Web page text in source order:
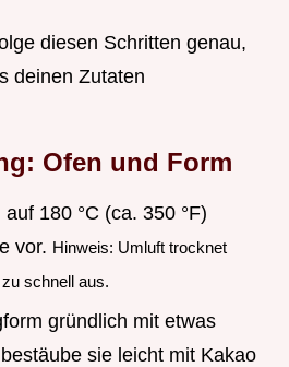
diesen Schritten genau,
deinen Zutaten
Ofen und Form
180 °C (ca. 350 °F)
vor. Hinweis: Umluft trocknet
schnell aus.
gründlich mit etwas
sie leicht mit Kakao